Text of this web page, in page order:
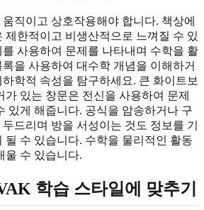
직이고 상호작용해야 합니다. 책상에
제한적이고 비생산적으로 느껴질 수 있
사용하여 문제를 나타내며 수학을 활
을 사용하여 대수학 개념을 이해하거
학적 속성을 탐구하세요. 큰 화이트보
가 있는 창문은 전신을 사용하여 문제
있게 해줍니다. 공식을 암송하거나 구
드리며 방을 서성이는 것도 정보를 기
될 수 있습니다. 수학을 물리적인 활동
울 수 있습니다.
학습 스타일에 맞추기